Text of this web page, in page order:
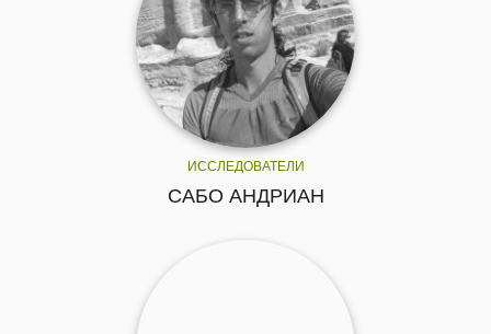
ИССЛЕДОВАТЕЛИ
САБО АНДРИАН